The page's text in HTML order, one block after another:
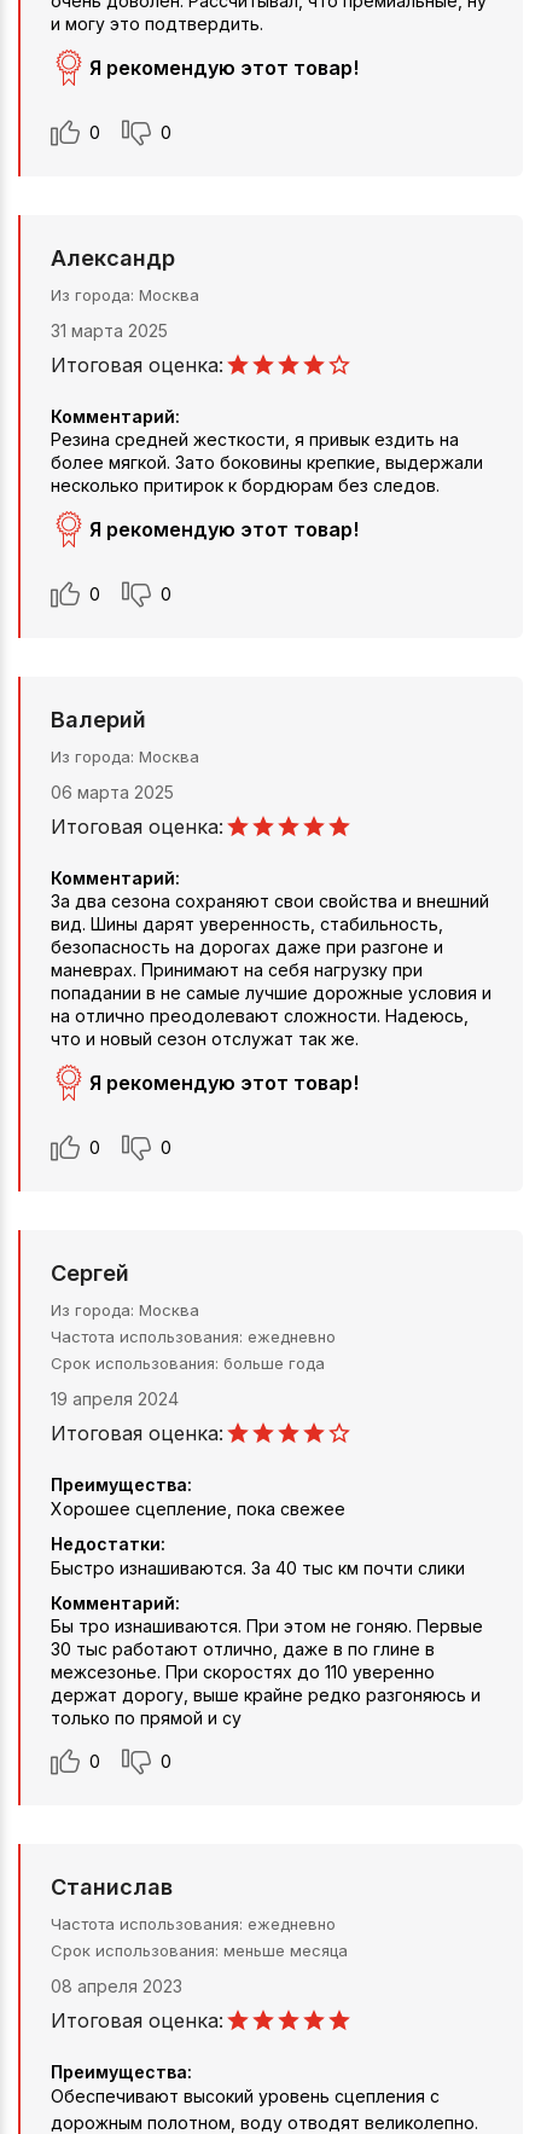
и могу это подтвердить.
Я рекомендую этот товар!
0 0
Александр
Из города Москва
31 марта 2025
Итоговая оценка:
Комментарий:
Резина средней жесткости, я привык ездить на
более мягкой. Зато боковины крепкие, выдержали
несколько притирок к бордюрам без следов.
Я рекомендую этот товар!
0 0
Валерий
Из города Москва
06 марта 2025
Итоговая оценка:
Комментарий:
За два сезона сохраняют свои свойства и внешний
вид. Шины дарят уверенность, стабильность,
безопасность на дорогах даже при разгоне и
маневрах. Принимают на себя нагрузку при
попадании в не самые лучшие дорожные условия и
на отлично преодолевают сложности. Надеюсь,
что и новый сезон отслужат так же.
Я рекомендую этот товар!
0 0
Сергей
Из города Москва
Частота использования ежедневно
Срок использования больше года
19 апреля 2024
Итоговая оценка:
Преимущества:
Хорошее сцепление, пока свежее
Недостатки:
Быстро изнашиваются. За 40 тыс км почти слики
Комментарий:
Бы тро изнашиваются. При этом не гоняю. Первые
30 тыс работают отлично, даже в по глине в
межсезонье. При скоростях до 110 уверенно
держат дорогу, выше крайне редко разгоняюсь и
только по прямой и су
0 0
Станислав
Частота использования ежедневно
Срок использования меньше месяца
08 апреля 2023
Итоговая оценка:
Преимущества:
Обеспечивают высокий уровень сцепления с
дорожным полотном, воду отводят великолепно.